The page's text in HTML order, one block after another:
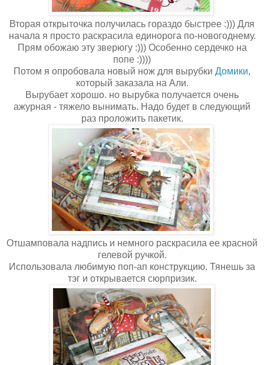
Вторая открыточка получилась гораздо быстрее :))) Для
начала я просто раскрасила единорога по-новогоднему.
Прям обожаю эту зверюгу :))) Особенно сердечко на
попе :))))
Потом я опробовала новый нож для вырубки Домики,
который заказала на Али.
Вырубает хорошо. но вырубка получается очень
ажурная - тяжело вынимать. Надо будет в следующий
раз проложить пакетик.
Отшамповала надпись и немного раскрасила ее красной
гелевой ручкой.
Использовала любимую поп-ап конструкцию. Тянешь за
тэг и открывается сюрпризик.